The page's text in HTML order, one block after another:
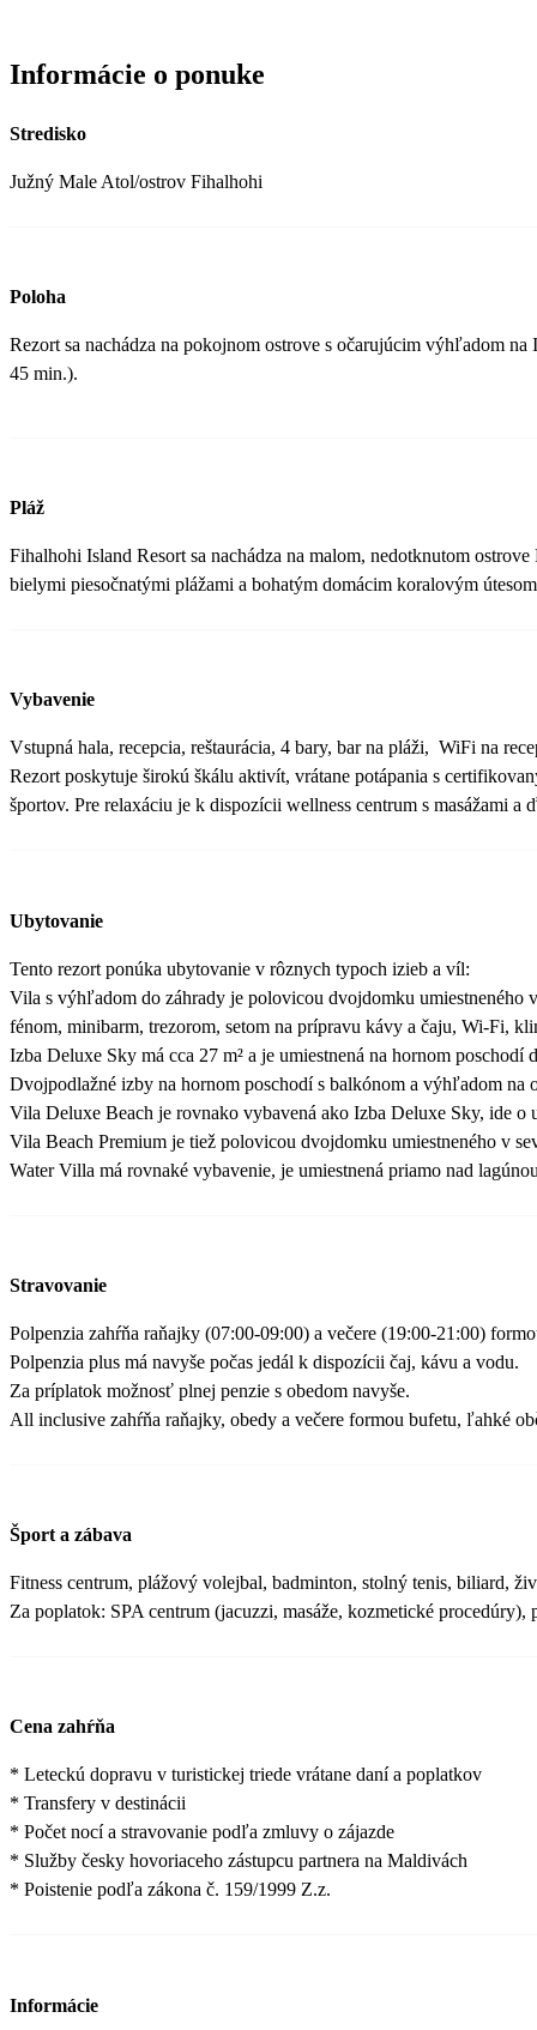
Informácie o ponuke
Stredisko
Južný Male Atol/ostrov Fihalhohi
Poloha
Rezort sa nachádza na pokojnom ostrove s očarujúcim výhľadom
45 min.).
Pláž
Fihalhohi Island Resort sa nachádza na malom, nedotknutom
bielymi piesočnatými plážami a bohatým domácim koralovým
Vybavenie
Vstupná hala, recepcia, reštaurácia, 4 bary, bar na pláži, WiFi na
Rezort poskytuje širokú škálu aktivít, vrátane potápania s
športov. Pre relaxáciu je k dispozícii wellness centrum s masážami a
Ubytovanie
Tento rezort ponúka ubytovanie v rôznych typoch izieb a víl:
Vila s výhľadom do záhrady je polovicou dvojdomku
fénom, minibarm, trezorom, setom na prípravu kávy a čaju, Wi-Fi,
Izba Deluxe Sky má cca 27 m² a je umiestnená na hornom
Dvojpodlažné izby na hornom poschodí s balkónom a výhľadom na
Vila Deluxe Beach je rovnako vybavená ako Izba Deluxe Sky, ide o
Vila Beach Premium je tiež polovicou dvojdomku umiestneného v
Water Villa má rovnaké vybavenie, je umiestnená priamo nad
Stravovanie
Polpenzia zahŕňa raňajky (07:00-09:00) a večere (19:00-21:00)
Polpenzia plus má navyše počas jedál k dispozícii čaj, kávu a vodu.
Za príplatok možnosť plnej penzie s obedom navyše.
All inclusive zahŕňa raňajky, obedy a večere formou bufetu, ľahké
Šport a zábava
Fitness centrum, plážový volejbal, badminton, stolný tenis, biliard,
Za poplatok: SPA centrum (jacuzzi, masáže, kozmetické
Cena zahŕňa
* Leteckú dopravu v turistickej triede vrátane daní a poplatkov
* Transfery v destinácii
* Počet nocí a stravovanie podľa zmluvy o zájazde
* Služby česky hovoriaceho zástupcu partnera na Maldivách
* Poistenie podľa zákona č. 159/1999 Z.z.
Informácie